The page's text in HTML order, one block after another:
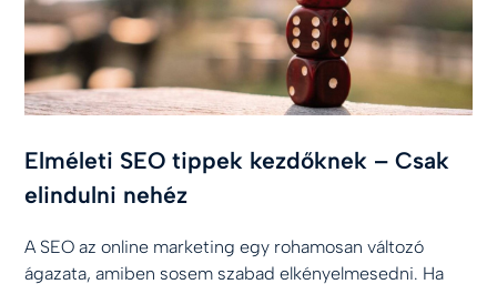
Elméleti SEO tippek kezdőknek – Csak
elindulni nehéz
A SEO az online marketing egy rohamosan változó
ágazata, amiben sosem szabad elkényelmesedni. Ha